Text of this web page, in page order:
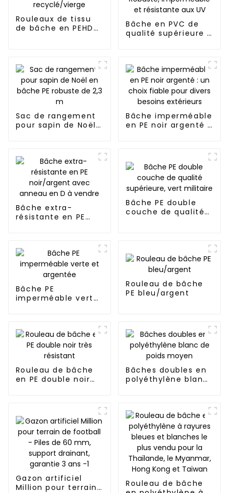
Rouleaux de tissu
de bâche en PEHD
Bâche en PVC de
qualité supérieure –
Sac de rangement
pour sapin de Noël
Bâche imperméable
en PE noir argenté :
Bâche extra-
résistante en PE
Bâche PE double
couche de qualité
Bâche PE
imperméable verte
Rouleau de bâche
PE bleu/argent
Rouleau de bâche
en PE double noir
Bâches doubles en
polyéthylène blanc
Gazon artificiel
Million pour terrain
Rouleau de bâche